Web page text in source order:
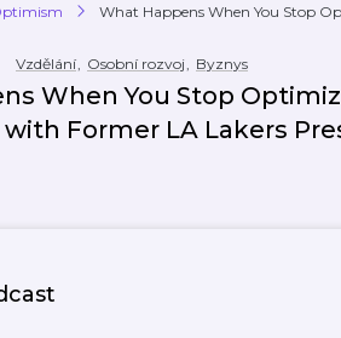
What Happens When You Stop
Vzdělání, Osobní rozvoj, Byznys
When You Stop
Former LA Lakers